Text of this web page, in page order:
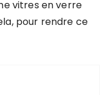
vitres en verre
pour rendre ce